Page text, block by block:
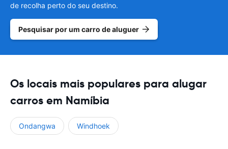
de recolha perto do seu destino.
Pesquisar por um carro de aluguer
Os locais mais populares para alugar
carros em Namíbia
Ondangwa Windhoek